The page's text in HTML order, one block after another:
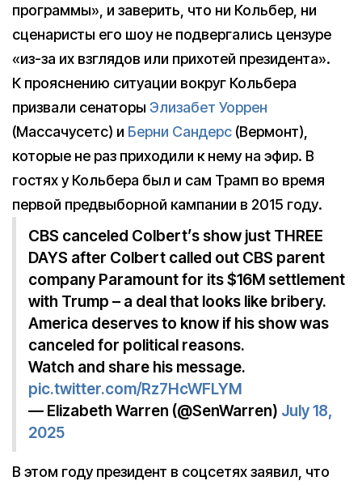
программы», и заверить, что ни Кольбер, ни
сценаристы его шоу не подвергались цензуре
«из-за их взглядов или прихотей президента».
К прояснению ситуации вокруг Кольбера
призвали сенаторы Элизабет Уоррен
(Массачусетс) и Берни Сандерс (Вермонт),
которые не раз приходили к нему на эфир. В
гостях у Кольбера был и сам Трамп во время
первой предвыборной кампании в 2015 году.
CBS canceled Colbert’s show just THREE
DAYS after Colbert called out CBS parent
company Paramount for its $16M settlement
with Trump – a deal that looks like bribery.
America deserves to know if his show was
canceled for political reasons.
Watch and share his message.
pic.twitter.com/Rz7HcWFLYM
— Elizabeth Warren (@SenWarren) July 18,
2025
В этом году президент в соцсетях заявил, что